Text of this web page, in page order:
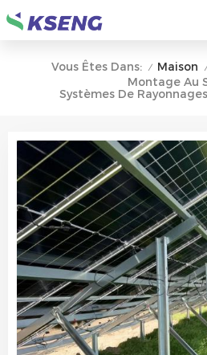
Vous Êtes Dans: / Maison /
Montage Au